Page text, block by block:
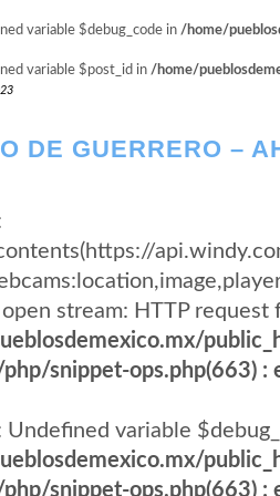
variable $debug_code in /home/
variable $post_id in /home/
DE GUERRERO –
open stream: HTTP
snippet-ops.php(663) :
Undefined variable
snippet-ops.php(663) :